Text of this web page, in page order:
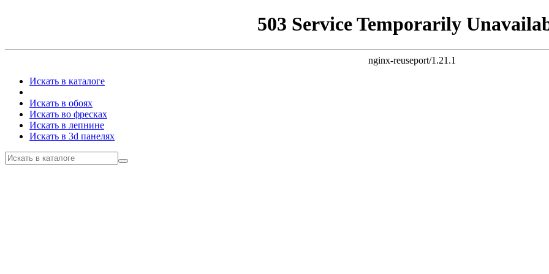
503 Service Temporarily
nginx-reuseport/1.21.1
Искать в каталоге
Искать в обоях
Искать во фресках
Искать в лепнине
Искать в 3d панелях